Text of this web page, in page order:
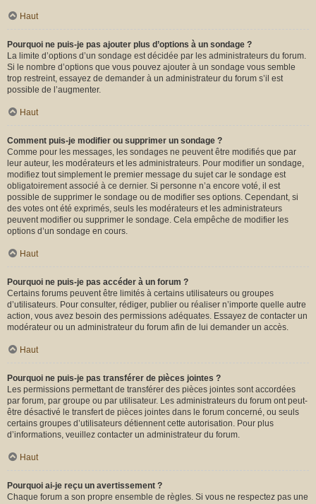
Haut
Pourquoi ne puis-je pas ajouter plus d’options à un sondage ?
La limite d’options d’un sondage est décidée par les administrateurs du forum.
Si le nombre d’options que vous pouvez ajouter à un sondage vous semble
trop restreint, essayez de demander à un administrateur du forum s’il est
possible de l’augmenter.
Haut
Comment puis-je modifier ou supprimer un sondage ?
Comme pour les messages, les sondages ne peuvent être modifiés que par
leur auteur, les modérateurs et les administrateurs. Pour modifier un sondage,
modifiez tout simplement le premier message du sujet car le sondage est
obligatoirement associé à ce dernier. Si personne n’a encore voté, il est
possible de supprimer le sondage ou de modifier ses options. Cependant, si
des votes ont été exprimés, seuls les modérateurs et les administrateurs
peuvent modifier ou supprimer le sondage. Cela empêche de modifier les
options d’un sondage en cours.
Haut
Pourquoi ne puis-je pas accéder à un forum ?
Certains forums peuvent être limités à certains utilisateurs ou groupes
d’utilisateurs. Pour consulter, rédiger, publier ou réaliser n’importe quelle autre
action, vous avez besoin des permissions adéquates. Essayez de contacter un
modérateur ou un administrateur du forum afin de lui demander un accès.
Haut
Pourquoi ne puis-je pas transférer de pièces jointes ?
Les permissions permettant de transférer des pièces jointes sont accordées
par forum, par groupe ou par utilisateur. Les administrateurs du forum ont peut-
être désactivé le transfert de pièces jointes dans le forum concerné, ou seuls
certains groupes d’utilisateurs détiennent cette autorisation. Pour plus
d’informations, veuillez contacter un administrateur du forum.
Haut
Pourquoi ai-je reçu un avertissement ?
Chaque forum a son propre ensemble de règles. Si vous ne respectez pas une